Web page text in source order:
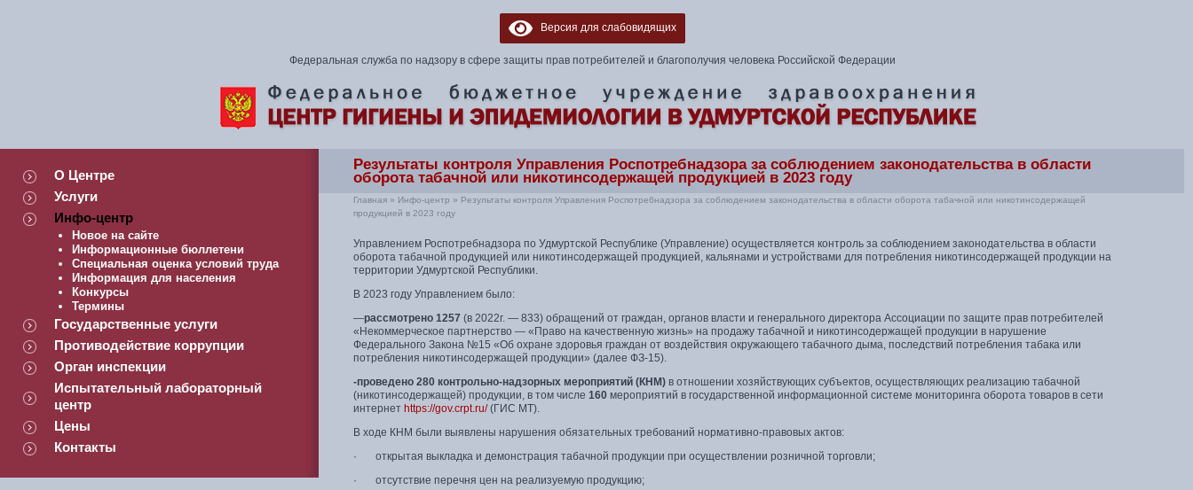
Версия для слабовидящих
Федеральная служба по надзору в сфере защиты прав потребителей и благополучия человека Российской Федерации
О Центре
Услуги
Инфо-центр
Новое на сайте
Информационные бюллетени
Специальная оценка условий труда
Информация для населения
Конкурсы
Термины
Государственные услуги
Противодействие коррупции
Орган инспекции
Испытательный лабораторный
центр
Цены
Контакты
Результаты контроля Управления Роспотребнадзора за соблюдением законодательства в области
оборота табачной или никотинсодержащей продукцией в 2023 году
Главная » Инфо-центр » Результаты контроля Управления Роспотребнадзора за соблюдением законодательства в области оборота табачной или никотинсодержащей
продукцией в 2023 году
Управлением Роспотребнадзора по Удмуртской Республике (Управление) осуществляется контроль за соблюдением законодательства в области
оборота табачной продукцией или никотинсодержащей продукцией, кальянами и устройствами для потребления никотинсодержащей продукции на
территории Удмуртской Республики.
В 2023 году Управлением было:
—рассмотрено 1257 (в 2022г. — 833) обращений от граждан, органов власти и генерального директора Ассоциации по защите прав потребителей
«Некоммерческое партнерство — «Право на качественную жизнь» на продажу табачной и никотинсодержащей продукции в нарушение
Федерального Закона №15 «Об охране здоровья граждан от воздействия окружающего табачного дыма, последствий потребления табака или
потребления никотинсодержащей продукции» (далее ФЗ-15).
-проведено 280 контрольно-надзорных мероприятий (КНМ) в отношении хозяйствующих субъектов, осуществляющих реализацию табачной
(никотинсодержащей) продукции, в том числе 160 мероприятий в государственной информационной системе мониторинга оборота товаров в сети
интернет https://gov.crpt.ru/(ГИС МТ).
В ходе КНМ были выявлены нарушения обязательных требований нормативно-правовых актов:
· открытая выкладка и демонстрация табачной продукции при осуществлении розничной торговли;
· отсутствие перечня цен на реализуемую продукцию;